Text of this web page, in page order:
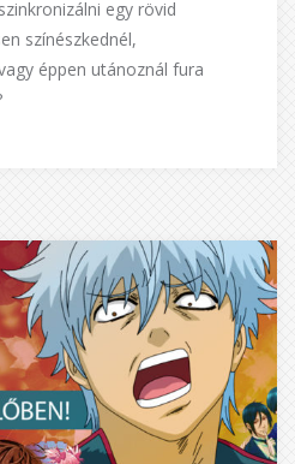
egy rövid
színészkednél,
éppen utánoznál fura